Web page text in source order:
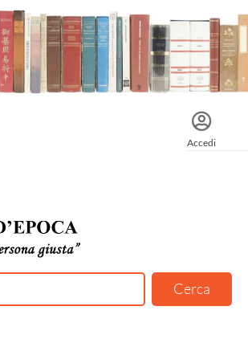
Accedi